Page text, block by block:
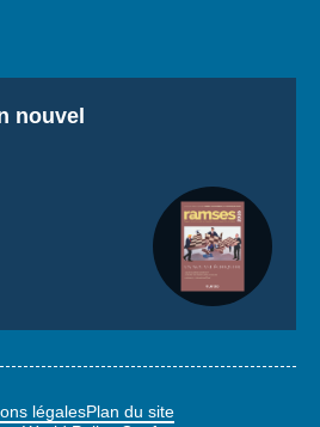
nouvel
légalesPlan du site